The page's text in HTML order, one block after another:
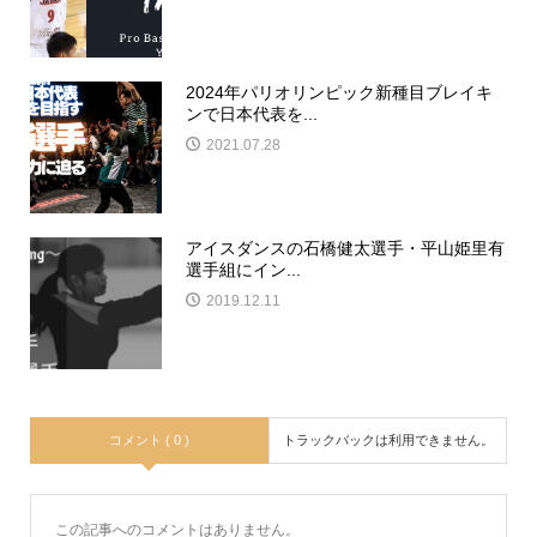
2024年パリオリンピック新種目ブレイキ
ンで日本代表を...
2021.07.28
アイスダンスの石橋健太選手・平山姫里有
選手組にイン...
2019.12.11
コメント ( 0 ) トラックバックは利用できません。
この記事へのコメントはありません。